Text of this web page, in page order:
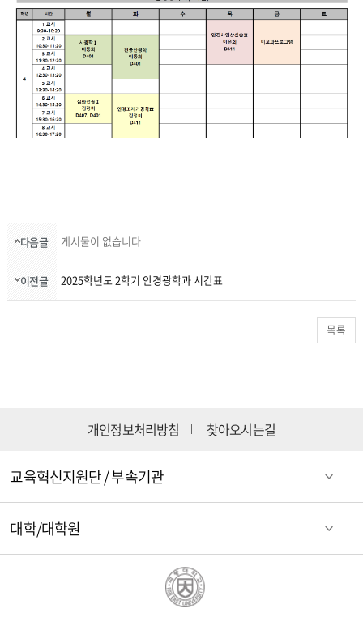
다음글 게시물이 없습니다
이전글 2025학년도 2학기 안경광학과 시간표
목록
개인정보처리방침 찾아오시는길
교육혁신지원단 / 부속기관
대학/대학원